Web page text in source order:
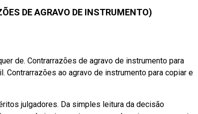
DE AGRAVO DE INSTRUMENTO)
de. Contrarrazões de agravo de instrumento para
ao agravo de instrumento para copiar e
julgadores. Da simples leitura da decisão